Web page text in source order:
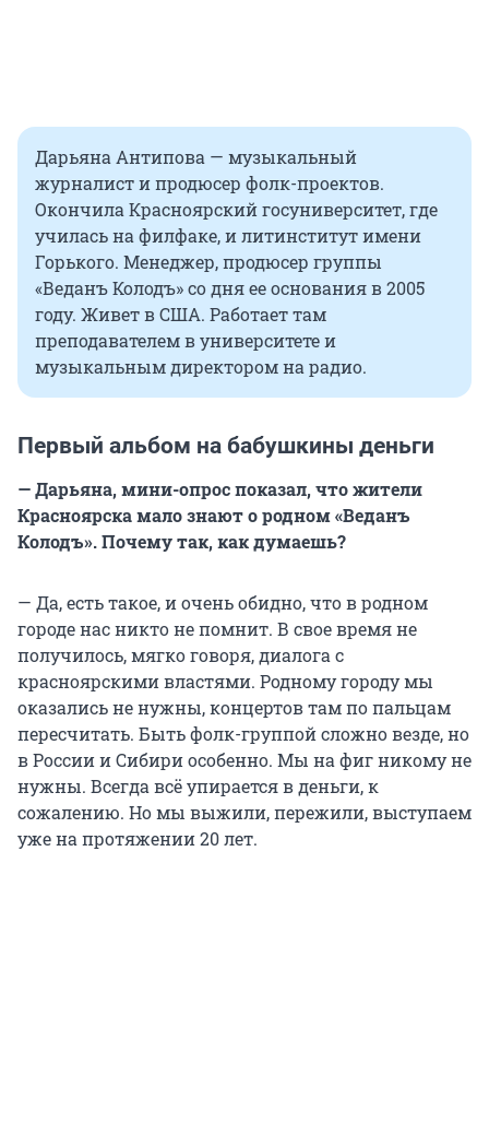
Дарьяна Антипова — музыкальный
журналист и продюсер фолк-проектов.
Окончила Красноярский госуниверситет, где
училась на филфаке, и литинститут имени
Горького. Менеджер, продюсер группы
«Веданъ Колодъ» со дня ее основания в 2005
году. Живет в США. Работает там
преподавателем в университете и
музыкальным директором на радио.
Первый альбом на бабушкины деньги
— Дарьяна, мини-опрос показал, что жители
Красноярска мало знают о родном «Веданъ
Колодъ». Почему так, как думаешь?
— Да, есть такое, и очень обидно, что в родном
городе нас никто не помнит. В свое время не
получилось, мягко говоря, диалога с
красноярскими властями. Родному городу мы
оказались не нужны, концертов там по пальцам
пересчитать. Быть фолк-группой сложно везде, но
в России и Сибири особенно. Мы на фиг никому не
нужны. Всегда всё упирается в деньги, к
сожалению. Но мы выжили, пережили, выступаем
уже на протяжении 20 лет.